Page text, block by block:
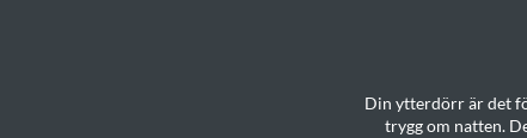
Din ytterdörr är det
trygg om natten.